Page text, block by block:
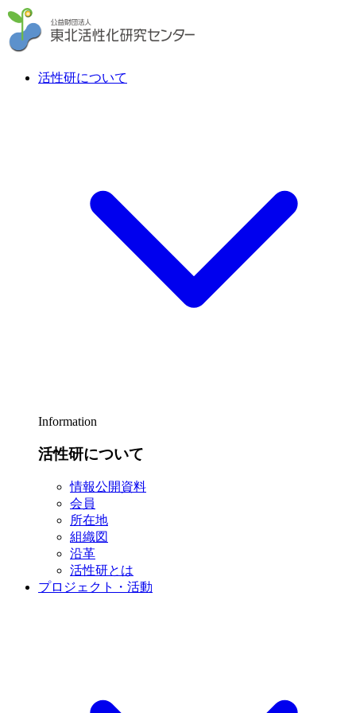
活性研について
Information
活性研について
情報公開資料
会員
所在地
組織図
沿革
活性研とは
プロジェクト・活動